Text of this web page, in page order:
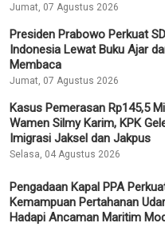
Jumat, 07 Agustus 2026
Presiden Prabowo Perkuat
Indonesia Lewat Buku Ajar
Membaca
Jumat, 07 Agustus 2026
Kasus Pemerasan Rp145,5
Wamen Silmy Karim, KPK
Imigrasi Jaksel dan Jakpus
Selasa, 04 Agustus 2026
Pengadaan Kapal PPA
Kemampuan Pertahanan
Hadapi Ancaman Maritim